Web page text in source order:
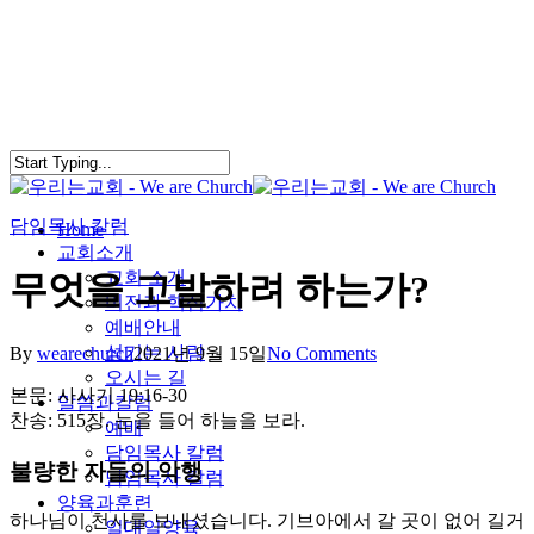
search
Menu Home
교회소개
교회 소개
비전과 핵심가치
예배안내
섬기는 사람
오시는 길
말씀과칼럼
예배
담임목사 칼럼
담임목사 칼럼
양육과훈련
일대일양육
담임목사 칼럼
무엇을 고발하려 하는가?
By wearechurch2021년 9월 15일No Comments
본문: 사사기 19:16-30
찬송: 515장. 눈을 들어 하늘을 보라.
불량한 자들의 악행
하나님이 천사를 보내셨습니다. 기브아에서 갈 곳이 없어 길거